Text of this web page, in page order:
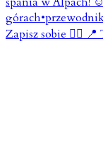
Zapisz sobie 👇🏼